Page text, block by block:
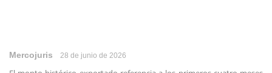
Mercojuris 28 de junio de 2026